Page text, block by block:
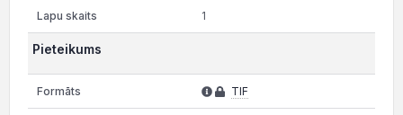
1
Pieteikums
TIF